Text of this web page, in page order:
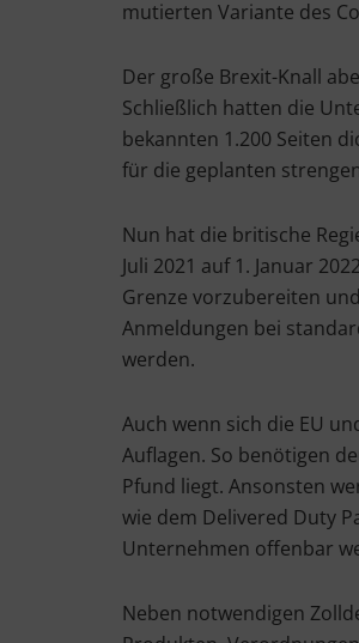
mutierten Variante des
Der große Brexit-Knall
Schließlich hatten die
bekannten 1.200 Seiten
für die geplanten
Nun hat die britische
Juli 2021 auf 1. Januar
Grenze vorzubereiten
Anmeldungen bei
werden.
Auch wenn sich die EU
Auflagen. So benötigen
Pfund liegt. Ansonsten
wie dem Delivered Duty
Unternehmen offenbar
Neben notwendigen